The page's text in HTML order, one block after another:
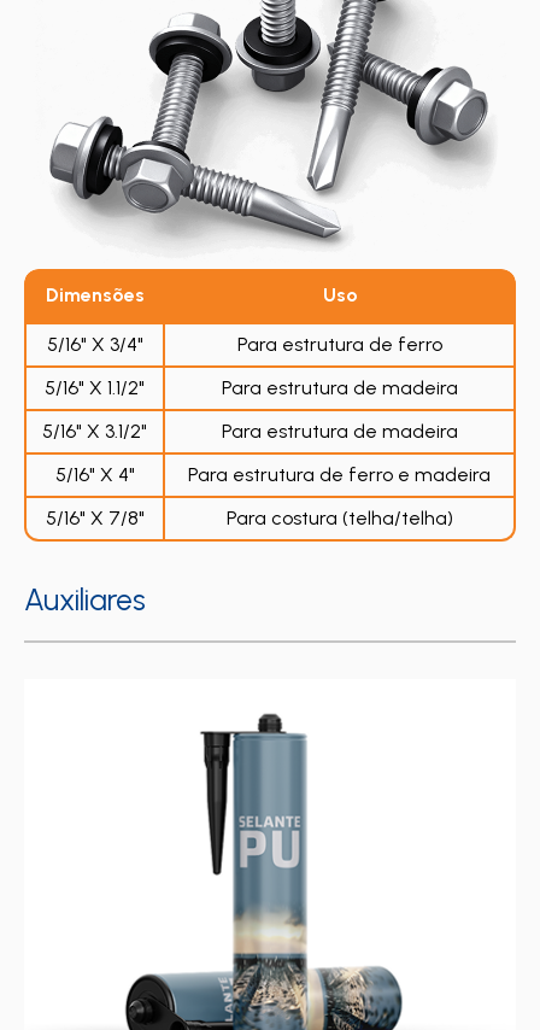
Dimensões Uso
5/16" X 3/4"
Para estrutura de ferro
5/16" X 1.1/2"
Para estrutura de madeira
5/16" X 3.1/2"
Para estrutura de madeira
5/16" X 4"
Para estrutura de ferro e madeira
5/16" X 7/8"
Para costura (telha/telha)
Auxiliares